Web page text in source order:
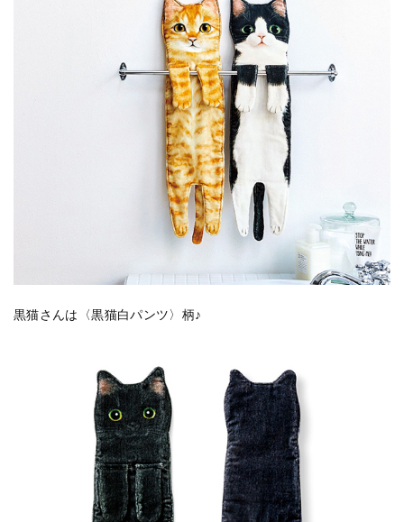
黒猫さんは〈黒猫白パンツ〉柄♪